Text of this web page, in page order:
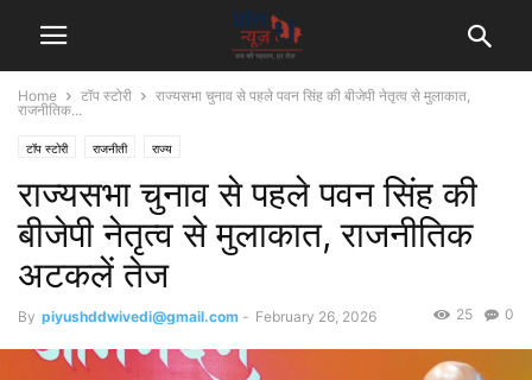
Home टॉप स्टोरी
राज्यसभा चुनाव से पहले पवन सिंह की बीजेपी नेतृत्व से मुलाकात,
राजनीतिक...
टॉप स्टोरी राजनीती राज्य
राज्यसभा चुनाव से पहले पवन सिंह की
बीजेपी नेतृत्व से मुलाकात, राजनीतिक
अटकलें तेज
By piyushddwivedi@gmail.com - February 26, 2026 0
25